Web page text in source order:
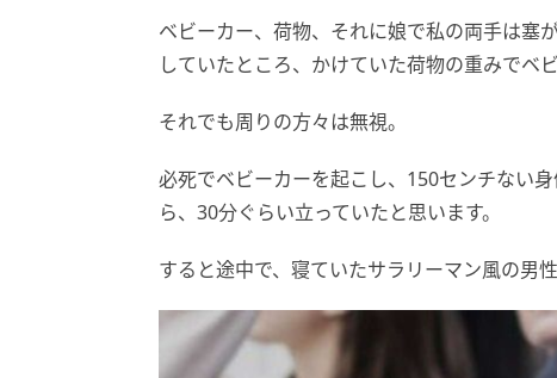
ベビーカー、荷物、それに娘で私の両手は塞
していたところ、かけていた荷物の重みでベ
それでも周りの方々は無視。
必死でベビーカーを起こし、150センチない
ら、30分ぐらい立っていたと思います。
すると途中で、寝ていたサラリーマン風の男